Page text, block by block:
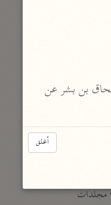
أخرجه الثعلبي والطبراني في مسند حمزة الزيات، وابن مردويه من حديث البراء بن عازب رضى الله عنهما وفيه إسحاق بن بشر عن
أغلق